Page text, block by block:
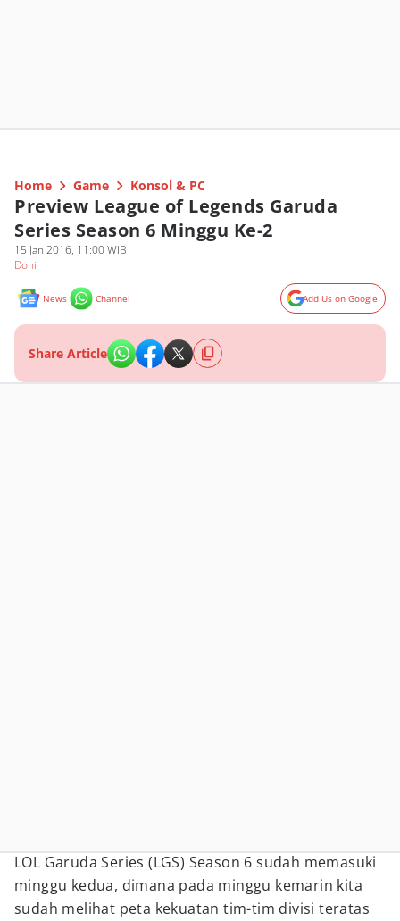
Home Game Konsol & PC
Preview League of Legends Garuda
Series Season 6 Minggu Ke-2
15 Jan 2016, 11:00 WIB
Doni
News Channel Add Us on Google
Share Article
LOL Garuda Series (LGS) Season 6 sudah memasuki
minggu kedua, dimana pada minggu kemarin kita
sudah melihat peta kekuatan tim-tim divisi teratas